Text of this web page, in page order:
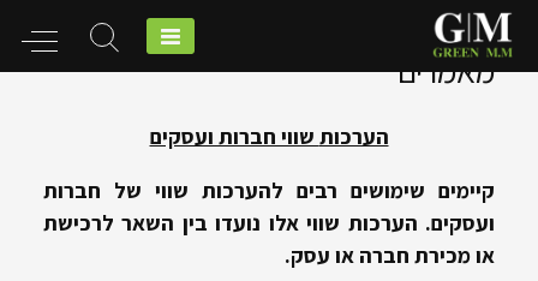
Skip
מאמרים
הערכות שווי חברות ועסקים
קיימים שימושים רבים להערכות שווי של חברות
ועסקים. הערכות שווי אלו נועדו בין השאר לרכישת
או מכירת חברה או עסק.